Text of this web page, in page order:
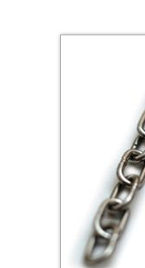
Дюймовый
Заклепки
Инструмент
Крюки,